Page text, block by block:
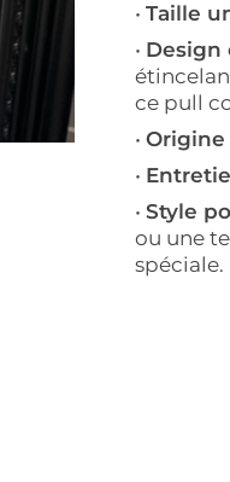
• Taille
• Design
ce pull
• Origine
•
• Style
ou une
spéciale.